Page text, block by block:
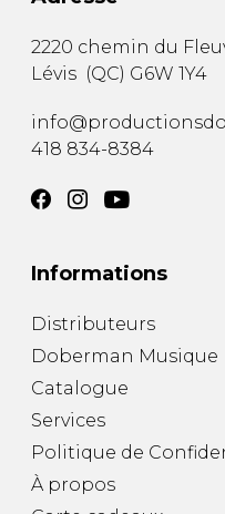
2220 chemin du
Lévis (QC) G6W 1Y4
418 834-8384
Informations
Distributeurs
Doberman Musique
Catalogue
Services
Politique de
À propos